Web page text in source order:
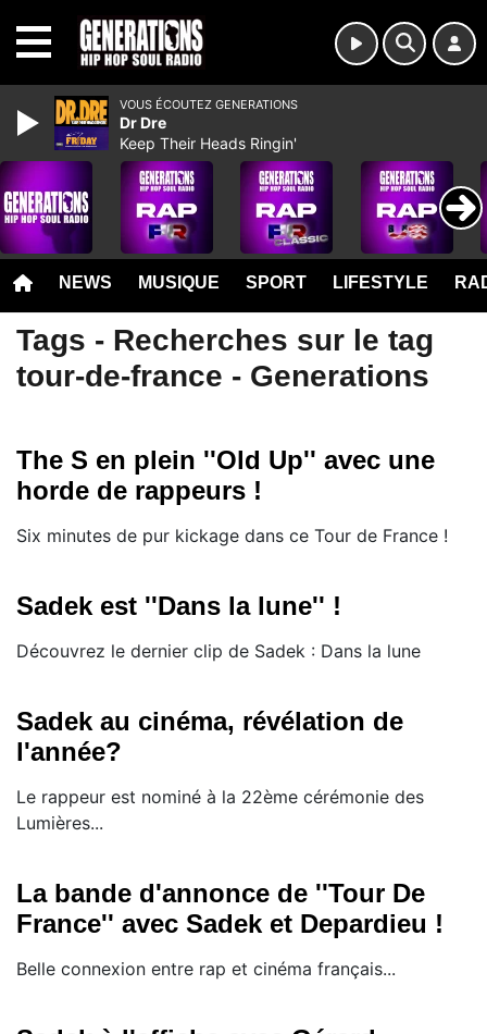
NEWS MUSIQUE SPORT LIFESTYLE
Tags - Recherches sur le tag
tour-de-france - Generations
The S en plein ''Old Up'' avec une
horde de rappeurs !
Six minutes de pur kickage dans ce Tour de France !
Sadek est ''Dans la lune'' !
Découvrez le dernier clip de Sadek : Dans la lune
Sadek au cinéma, révélation de
l'année?
Le rappeur est nominé à la 22ème cérémonie des
Lumières...
La bande d'annonce de ''Tour De
France'' avec Sadek et Depardieu !
Belle connexion entre rap et cinéma français...
VOUS ÉCOUTEZ GENERATIONS
Dr Dre
Keep Their Heads Ringin'